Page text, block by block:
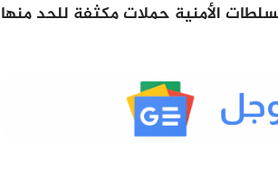
الأمنية حملات مكثفة للحد منها